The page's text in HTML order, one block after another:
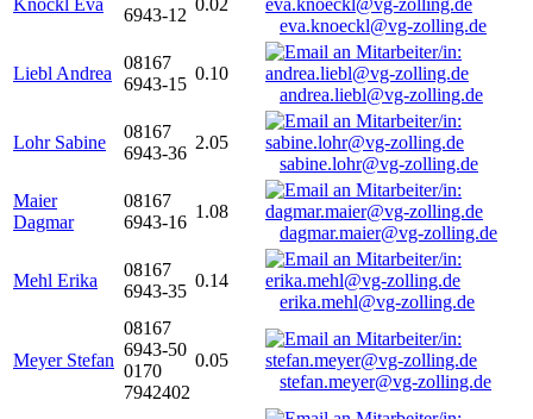
Knöckl Eva
6943-12
0.02
eva.knoeckl@vg-zolling.de
Liebl Andrea
08167
6943-15
0.10
andrea.liebl@vg-zolling.de
Lohr Sabine
08167
6943-36
2.05
sabine.lohr@vg-zolling.de
Maier
Dagmar
08167
6943-16
1.08
dagmar.maier@vg-zolling.de
Mehl Erika
08167
6943-35
0.14
erika.mehl@vg-zolling.de
Meyer Stefan
08167
6943-50
0170
7942402
0.05
stefan.meyer@vg-zolling.de